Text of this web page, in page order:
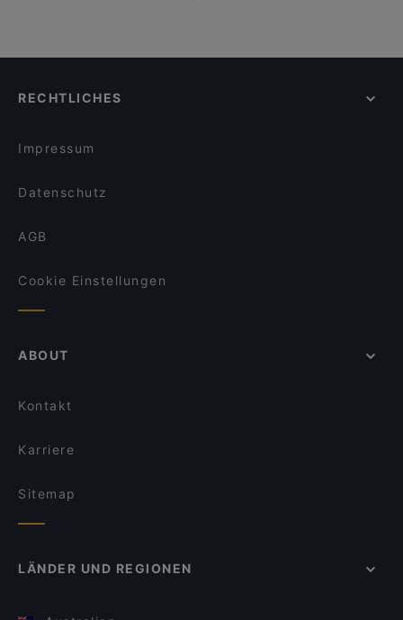
RECHTLICHES
Impressum
Datenschutz
AGB
Cookie Einstellungen
ABOUT
Kontakt
Karriere
Sitemap
LÄNDER UND REGIONEN